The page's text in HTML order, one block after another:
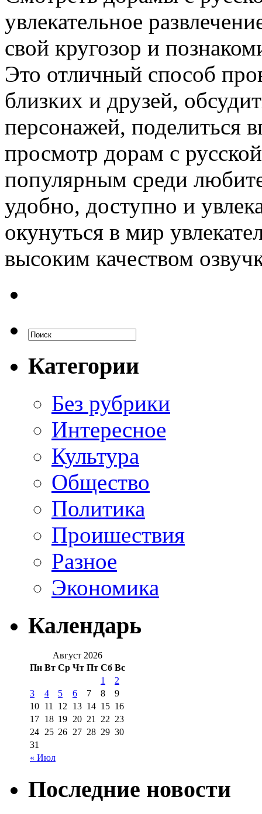
увлекательное
свой кругозор и
Это отличный способ
близких и друзей,
персонажей, поделиться
просмотр дорам с
популярным среди
удобно, доступно и
окунуться в мир
высоким качеством
Категории
Без рубрики
Интересное
Культура
Общество
Политика
Проишествия
Разное
Экономика
Календарь
Август 2026
Пн Вт Ср Чт Пт Сб Вс
« Июл
1
2
3
4 5 6 7 8
9
10 11 12 13 14 15 16
17 18 19 20 21 22 23
24 25 26 27 28 29 30
31
Последние новости